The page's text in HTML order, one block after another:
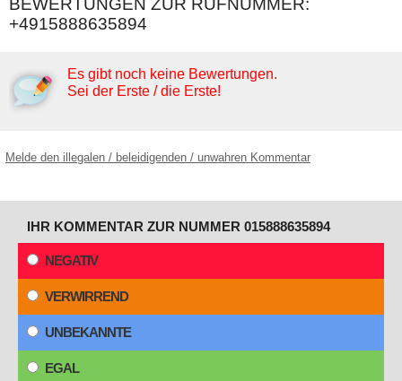
BEWERTUNGEN ZUR RUFNUMMER:
+4915888635894
Es gibt noch keine Bewertungen.
Sei der Erste / die Erste!
Melde den illegalen / beleidigenden / unwahren Kommentar
IHR KOMMENTAR ZUR NUMMER 015888635894
NEGATIV
VERWIRREND
UNBEKANNTE
EGAL